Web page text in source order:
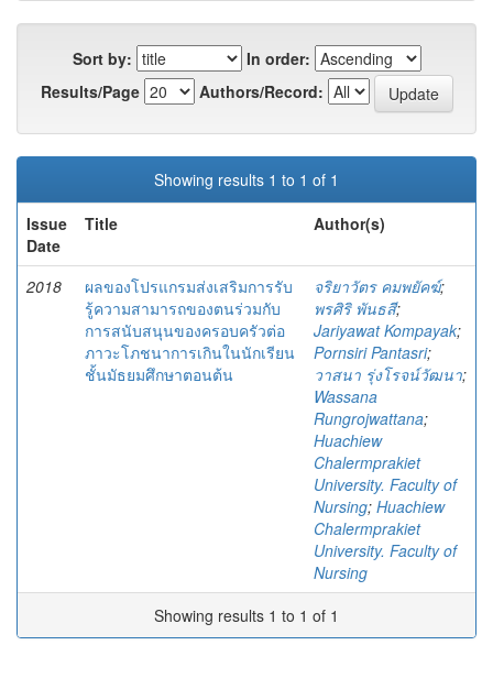
Sort by:
In order:
Results/Page
Authors/Record:
Showing results 1 to 1 of 1
Issue
Date
Title Author(s)
2018
ผลของโปรแกรมส่งเสริมการรับ
รู้ความสามารถของตนร่วมกับ
การสนับสนุนของครอบครัวต่อ
ภาวะโภชนาการเกินในนักเรียน
ชั้นมัธยมศึกษาตอนต้น
จริยาวัตร คมพยัคฆ์;
พรศิริ พันธสี;
Jariyawat Kompayak;
Pornsiri Pantasri;
วาสนา รุ่งโรจน์วัฒนา;
Wassana
Rungrojwattana;
Huachiew
Chalermprakiet
University. Faculty of
Nursing; Huachiew
Chalermprakiet
University. Faculty of
Nursing
Showing results 1 to 1 of 1